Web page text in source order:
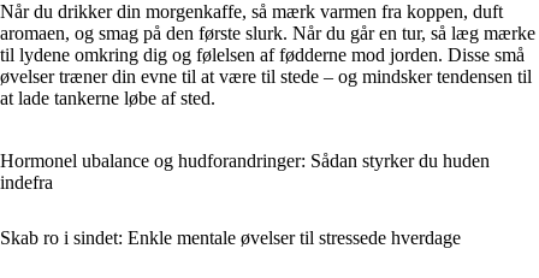
Når du drikker din morgenkaffe, så mærk varmen fra koppen, duft
aromaen, og smag på den første slurk. Når du går en tur, så læg mærke
til lydene omkring dig og følelsen af fødderne mod jorden. Disse små
øvelser træner din evne til at være til stede – og mindsker tendensen til
at lade tankerne løbe af sted.
Hormonel ubalance og hudforandringer: Sådan styrker du huden
indefra
Skab ro i sindet: Enkle mentale øvelser til stressede hverdage